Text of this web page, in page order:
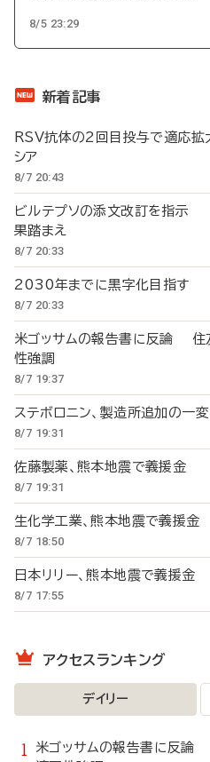
8/5 23:29
新着記事
RSV抗体の2回目投与で適応
シア
8/7 20:43
ビルテプソの添文改訂を指
果踏まえ
8/7 20:33
2030年までに黒字化目指す
8/7 20:33
米ゴッサムの報告書に反論 住
性強調
8/7 19:37
ステボロニン、製造所追加の一
8/7 19:31
佐藤製薬、熊本地震で義援金
8/7 19:31
生化学工業、熊本地震で義援
8/7 18:50
日本リリー、熊本地震で義援金
8/7 17:55
アクセスランキング
デイリー
米ゴッサムの報告書に反論